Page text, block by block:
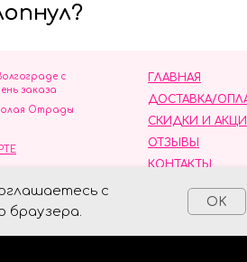
с
браузера.
OK
ОТЗЫВЫ
ГЛАВНАЯ
ДОСТАВКА/
СКИДКИ И
КОНТАКТЫ
с
заказа
Отрады
персональных данных